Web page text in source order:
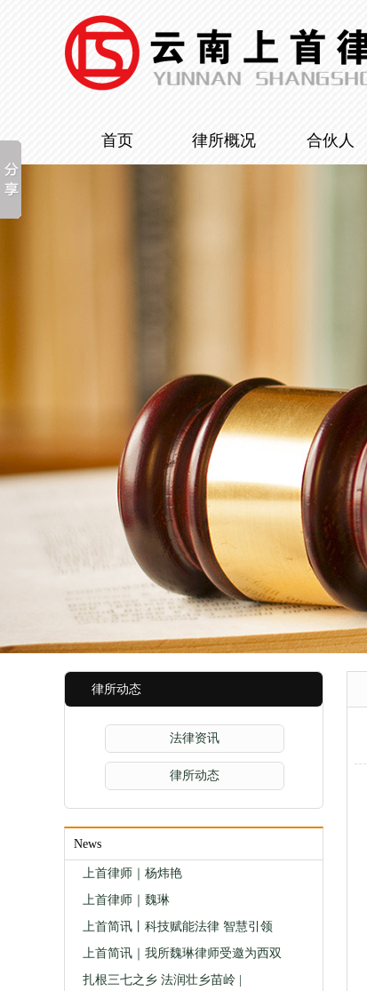
首页 律所概况 合伙人
律所动态
法律资讯
律所动态
News
上首律师｜杨炜艳
上首律师｜魏琳
上首简讯丨科技赋能法律 智慧引领
上首简讯｜我所魏琳律师受邀为西双
扎根三七之乡 法润壮乡苗岭 |